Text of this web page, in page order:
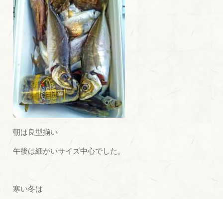
朝は良型揃い
午後は細かいサイズ中心でした。
寒い冬は